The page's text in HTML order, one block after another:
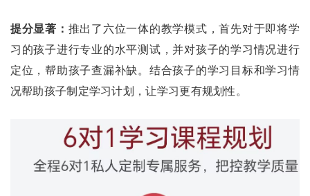
提分显著： 推出了六位一体的教学模式，首先对于即将学
习的孩子进行专业的水平测试，并对孩子的学习情况进行
定位，帮助孩子查漏补缺。结合孩子的学习目标和学习情
况帮助孩子制定学习计划，让学习更有规划性。